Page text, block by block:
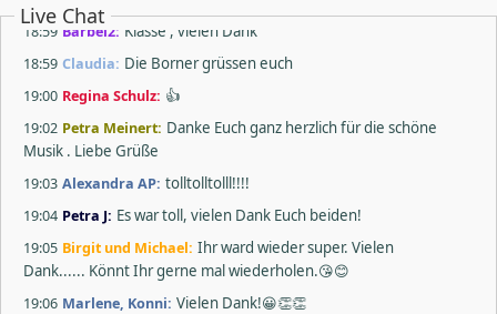
Live Chat
18:59 Bärbel2: Klasse , vielen Dank
18:59 Claudia: Die Borner grüssen euch
19:00 Regina Schulz: 👍
19:02 Petra Meinert: Danke Euch ganz herzlich für die schöne
Musik . Liebe Grüße
19:03 Alexandra AP: tolltolltolll!!!!
19:04 Petra J: Es war toll, vielen Dank Euch beiden!
19:05 Birgit und Michael: Ihr ward wieder super. Vielen
Dank...... Könnt Ihr gerne mal wiederholen.😘😊
19:06 Marlene, Konni: Vielen Dank!😀👏👏